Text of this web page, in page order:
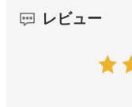
レビュー